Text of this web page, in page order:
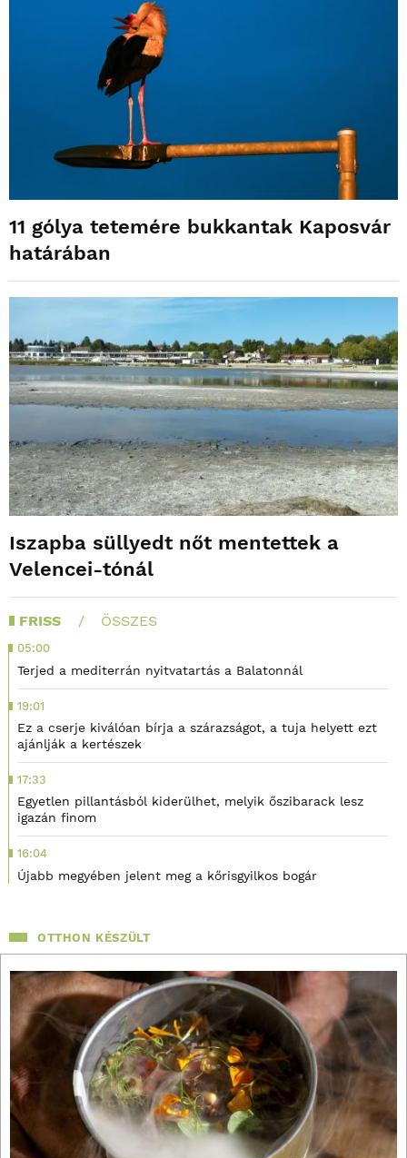
11 gólya tetemére bukkantak Kaposvár
határában
Iszapba süllyedt nőt mentettek a
Velencei-tónál
FRISS ÖSSZES
05:00
Terjed a mediterrán nyitvatartás a Balatonnál
19:01
Ez a cserje kiválóan bírja a szárazságot, a tuja helyett ezt
ajánlják a kertészek
17:33
Egyetlen pillantásból kiderülhet, melyik őszibarack lesz
igazán finom
16:04
Újabb megyében jelent meg a kőrisgyilkos bogár
OTTHON KÉSZÜLT